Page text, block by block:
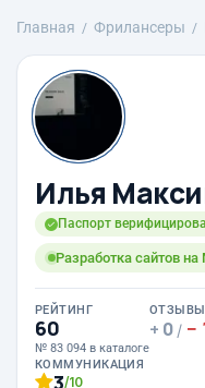
Главная Фрилансеры
Илья
Паспорт
Разработка сайтов на
РЕЙТИНГ
60
№ 83 094 в каталоге
ОТЗЫВЫ
0 /
КОММУНИКАЦИЯ
3/10